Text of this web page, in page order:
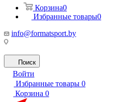
Корзина0
Избранные товары0
info@formatsport.by
Поиск
Войти
Избранные товары 0
Корзина 0